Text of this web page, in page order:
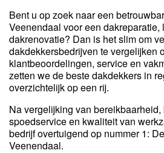
Bent u op zoek naar een
Veenendaal voor een
dakrenovatie? Dan is het slim om
dakdekkersbedrijven te vergelijken
klantbeoordelingen, service en
zetten we de beste dakdekkers in
overzichtelijk op een rij.
Na vergelijking van
spoedservice en kwaliteit van
bedrijf overtuigend op nummer 1:
Veenendaal.